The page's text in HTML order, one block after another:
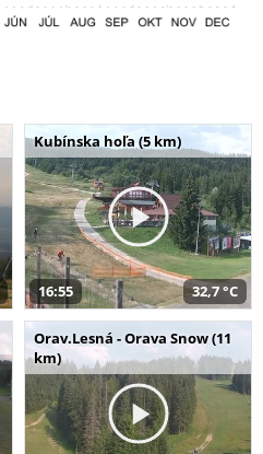
Kubínska hoľa (5 km)
16:55 32,7 °C
Orav.Lesná - Orava Snow (11
km)